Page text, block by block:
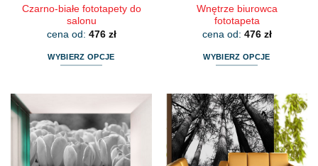
Czarno-białe fototapety do
salonu
cena od: 476 zł
WYBIERZ OPCJE
wiele
wariantów.
Opcje
można
Wnętrze biurowca
fototapeta
cena od: 476 zł
WYBIERZ OPCJE
ma
wiele
wariantów.
Opcje
można